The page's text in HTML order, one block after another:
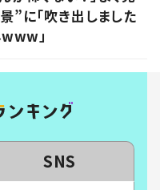
”に「吹き出しました
」
SNS